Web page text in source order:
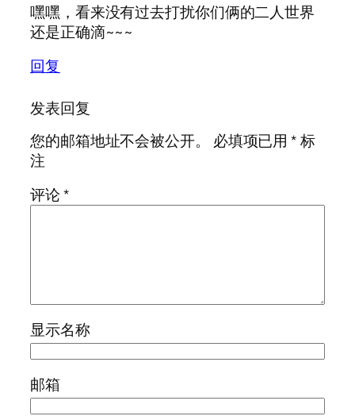
嘿嘿，看来没有过去打扰你们俩的二人世界
还是正确滴~~~
回复
发表回复
您的邮箱地址不会被公开。
必填项已用*标
注
评论*
显示名称
邮箱